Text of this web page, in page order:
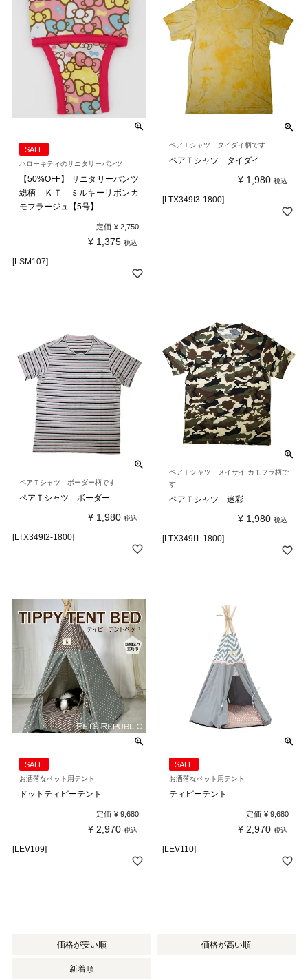
SALE
ハローキティのサニタリーパンツ
【50%OFF】 サニタリーパンツ
総柄 ＫＴ ミルキーリボンカ
モフラージュ【5号】
定価 ¥ 2,750
¥ 1,375 税込
[LSM107]
ペアＴシャツ タイダイ柄です
ペアＴシャツ タイダイ
¥ 1,980 税込
[LTX349I3-1800]
ペアＴシャツ ボーダー柄です
ペアＴシャツ ボーダー
¥ 1,980 税込
[LTX349I2-1800]
ペアＴシャツ メイサイ カモフラ柄で
す
ペアＴシャツ 迷彩
¥ 1,980 税込
[LTX349I1-1800]
SALE
お洒落なペット用テント
ドットティピーテント
定価 ¥ 9,680
¥ 2,970 税込
[LEV109]
SALE
お洒落なペット用テント
ティピーテント
定価 ¥ 9,680
¥ 2,970 税込
[LEV110]
価格が安い順 価格が高い順
新着順